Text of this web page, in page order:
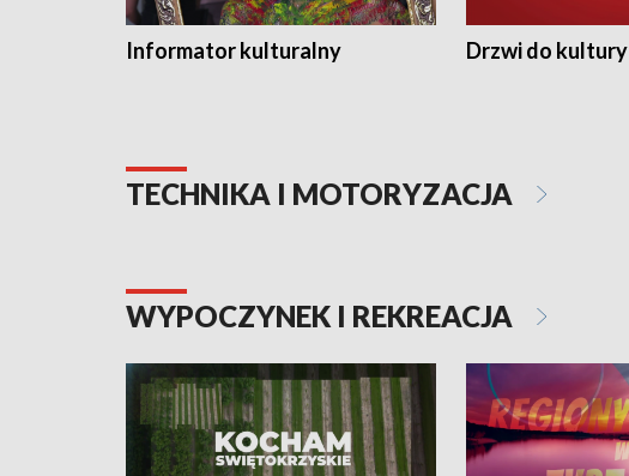
Informator kulturalny Drzwi do kultury
TECHNIKA I MOTORYZACJA
WYPOCZYNEK I REKREACJA